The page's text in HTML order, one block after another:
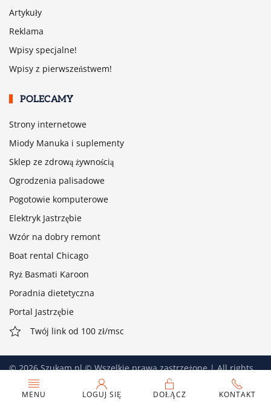
MENU LOGUJ SIĘ DOŁĄCZ KONTAKT
Artykuły
Reklama
Wpisy specjalne!
Wpisy z pierwszeństwem!
POLECAMY
Strony internetowe
Miody Manuka i suplementy
Sklep ze zdrową żywnością
Ogrodzenia palisadowe
Pogotowie komputerowe
Elektryk Jastrzębie
Wzór na dobry remont
Boat rental Chicago
Ryż Basmati Karoon
Poradnia dietetyczna
Portal Jastrzębie
Twój link od 100 zł/msc
©2026Szukam.nl © Wszelkie prawa zastrzeżone | All rights
reserved. Wydawcą Serwisu Szukam.nl jest firma Ahoj.pro -
Strony internetowe z pasją!